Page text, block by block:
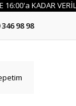
KADAR VERİLEN
346 98 98